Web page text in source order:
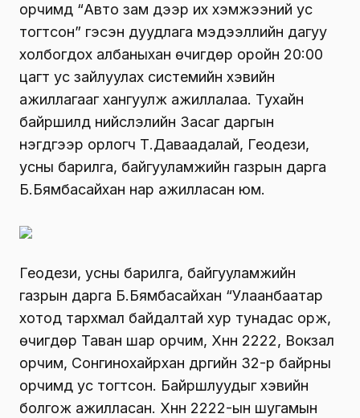
орчимд “Авто зам дээр их хэмжээний ус
тогтсон” гэсэн дуудлага мэдээллийн дагуу
холбогдох албаныхан өчигдөр оройн 20:00
цагт ус зайлуулах системийн хэвийн
ажиллагааг хангуулж ажиллалаа. Тухайн
байршилд нийслэлийн Засаг даргын
нэгдүгээр орлогч Т.Даваадалай, Геодези,
усны барилга, байгууламжийн газрын дарга
Б.Бямбасайхан нар ажилласан юм.
Геодези, усны барилга, байгууламжийн
газрын дарга Б.Бямбасайхан “Улаанбаатар
хотод тархмал байдалтай хур тунадас орж,
өчигдөр Таван шар орчим, Хүннү 2222, Вокзал
орчим, Сонгинохайрхан дүүргийн 32-р байрны
орчимд ус тогтсон. Байршлуудыг хэвийн
болгож ажилласан. Хүннү 2222-ын шугамын